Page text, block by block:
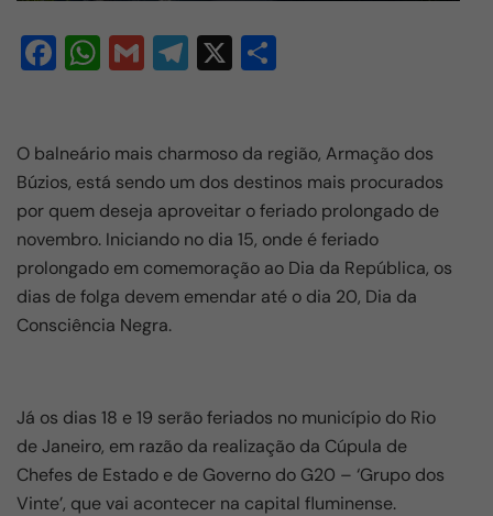
F
e
b
o
o
k
W
s
A
p
p
G T
gr
a
m
X
e
O balneário mais charmoso da região, Armação dos
Búzios, está sendo um dos destinos mais procurados
por quem deseja aproveitar o feriado prolongado de
novembro. Iniciando no dia 15, onde é feriado
prolongado em comemoração ao Dia da República, os
dias de folga devem emendar até o dia 20, Dia da
Consciência Negra.
Já os dias 18 e 19 serão feriados no município do Rio
de Janeiro, em razão da realização da Cúpula de
Chefes de Estado e de Governo do G20 – ‘Grupo dos
Vinte’, que vai acontecer na capital fluminense.